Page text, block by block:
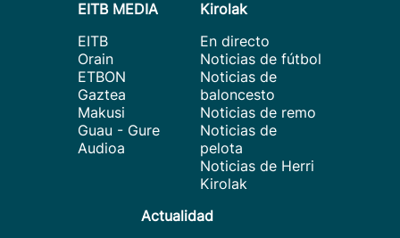
EITB MEDIA
EITB
Orain
ETBON
Gaztea
Makusi
Guau - Gure
Audioa
Kirolak
En directo
Noticias de fútbol
Noticias de
baloncesto
Noticias de remo
Noticias de
pelota
Noticias de Herri
Kirolak
Actualidad